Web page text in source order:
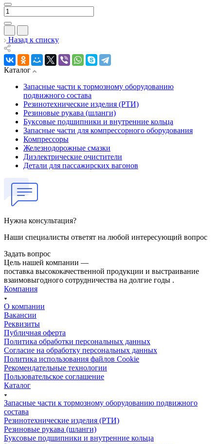
Назад к списку
Каталог
Запасные части к тормозному оборудованию
подвижного состава
Резинотехнические изделия (РТИ)
Резиновые рукава (шланги)
Буксовые подшипники и внутренние кольца
Запасные части для компрессорного оборудования
Компрессоры
Железнодорожные смазки
Диэлектрические очистители
Детали для пассажирских вагонов
Нужна консультация?
Наши специалисты ответят на любой интересующий вопрос
Задать вопрос
Цель нашей компании —
поставка высококачественной продукции и выстраивание
взаимовыгодного сотрудничества на долгие годы .
Компания
О компании
Вакансии
Реквизиты
Публичная оферта
Политика обработки персональных данных
Cогласие на обработку персональных данных
Политика использования файлов Cookie
Рекомендательные технологии
Пользовательское соглашение
Каталог
Запасные части к тормозному оборудованию подвижного
состава
Резинотехнические изделия (РТИ)
Резиновые рукава (шланги)
Буксовые подшипники и внутренние кольца